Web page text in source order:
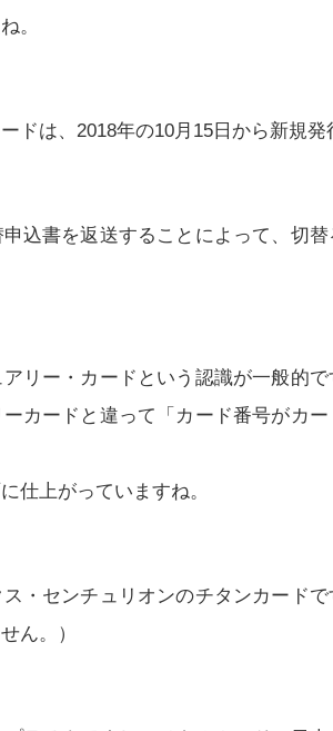
。
ドは、2018年の10月15日から新規発
込書を返送することによって、切替
リー・カードという認識が一般的で
カードと違って「カード番号がカ
仕上がっていますね。
ス・センチュリオンのチタンカード
ん。）